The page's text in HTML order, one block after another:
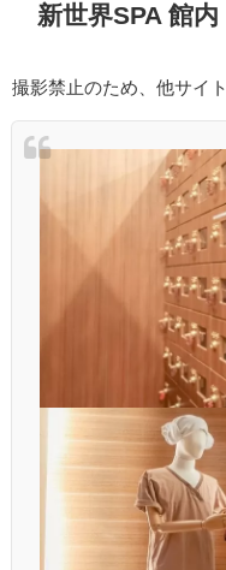
新世界SPA 館内
撮影禁止のため、他サイ